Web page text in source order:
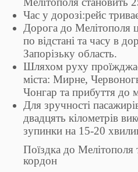
Час у дорозі:рейс
Дорога до Мелітополя
по відстані та часу в
Запорізьку область.
Шляхом руху
міста: Мирне,
Чонгар та прибуття до
Для зручності
двадцять кілометрів
зупинки на 15-20
Поїздка до Мелітополя
кордон